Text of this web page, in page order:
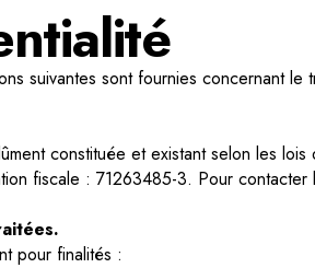
suivantes sont fournies concernant
constituée et existant selon les
fiscale : 71263485-3. Pour
pour finalités :